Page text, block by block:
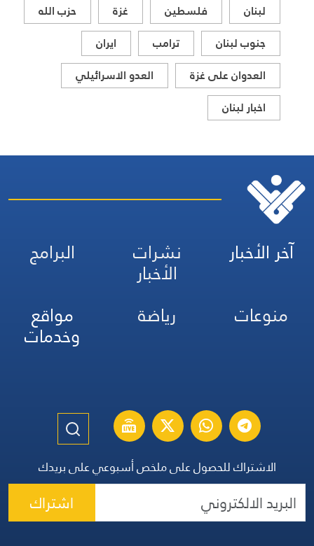
لبنان فلسطين غزة
حزب الله
جنوب لبنان
ترامب
ايران
العدوان على غزة
العدو الاسرائيلي
اخبار لبنان
آخر الأخبار نشرات
الأخبار
البرامج
منوعات
رياضة مواقع
وخدمات
الاشتراك للحصول على ملخص أسبوعي على بريدك
اشتراك